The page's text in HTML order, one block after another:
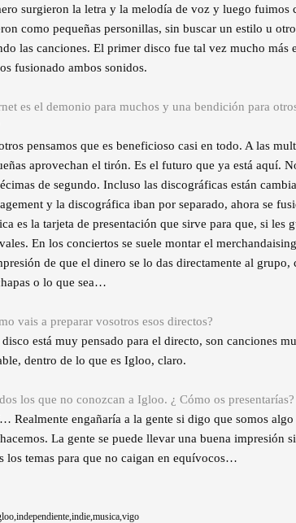
surgieron la letra y la melodía de voz y luego
como pequeñas personillas, sin buscar un estilo u
las canciones. El primer disco fue tal vez mucho más
fusionado ambos sonidos.
es el demonio para muchos y una bendición para
pensamos que es beneficioso casi en todo. A las
aprovechan el tirón. Es el futuro que ya está aquí.
de segundo. Incluso las discográficas están
y la discográfica iban por separado, ahora se
es la tarjeta de presentación que sirve para que, si les
En los conciertos se suele montar el
de que el dinero se lo das directamente al grupo,
o lo que sea…
vais a preparar vosotros esos directos?
disco está muy pensado para el directo, son canciones
dentro de lo que es Igloo, claro.
los que no conozcan a Igloo. ¿ Cómo os presentarías?
Realmente engañaría a la gente si digo que somos
La gente se puede llevar una buena impresión
los temas para que no caigan en equívocos…
independiente indie musica vigo